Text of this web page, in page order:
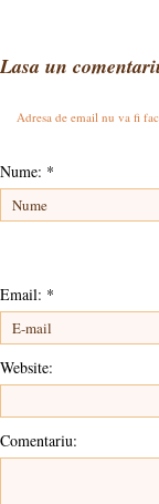
Lasa un
Adresa de email nu va fi
Nume: *
Email: *
Website:
Comentariu: